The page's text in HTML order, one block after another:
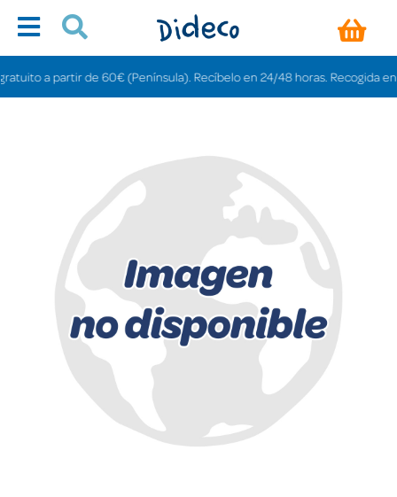
a partir de 60€ (Península). Recíbelo en 24/48 horas. Recogida en